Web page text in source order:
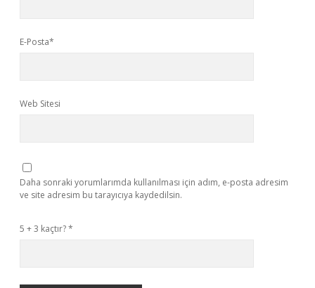
E-Posta*
Web Sitesi
Daha sonraki yorumlarımda kullanılması için adım, e-posta adresim
ve site adresim bu tarayıcıya kaydedilsin.
5 + 3 kaçtır?*